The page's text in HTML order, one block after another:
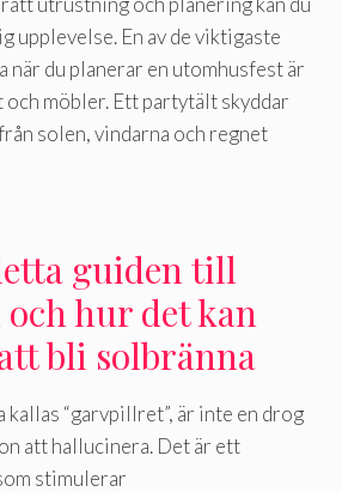
upplevelse. En av de viktigaste
när du planerar en utomhusfest är
möbler. Ett partytält skyddar
solen, vindarna och regnet
guiden till
hur det kan
bli solbränna
“garvpillret”, är inte en drog
att hallucinera. Det är ett
stimulerar